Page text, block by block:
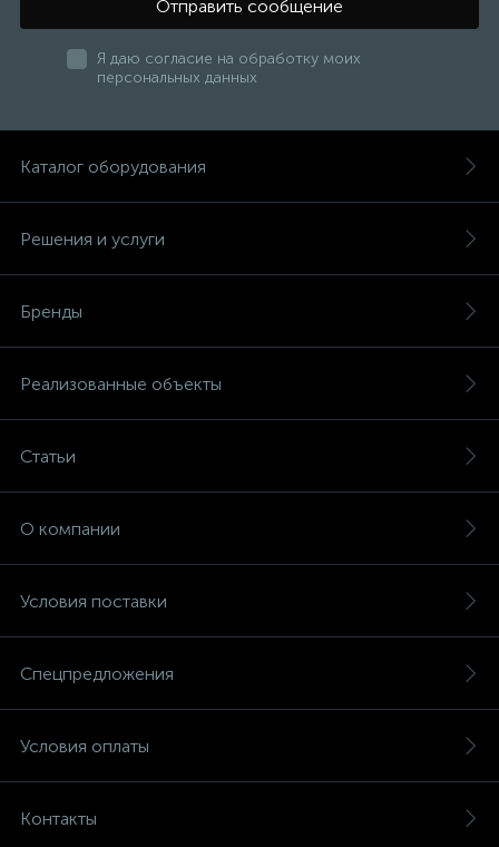
Отправить сообщение
Я даю согласие на обработку моих
персональных данных
Каталог оборудования
Решения и услуги
Бренды
Реализованные объекты
Статьи
О компании
Условия поставки
Спецпредложения
Условия оплаты
Контакты